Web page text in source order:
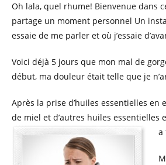
publication :
Oh lala, quel rhume! Bienvenue dans
partage un moment personnel Un
essaie de me parler et où j’essaie
Voici déjà 5 jours que mon mal de
début, ma douleur était telle que je
Après la prise d’huiles essentielles en
de miel et d’autres huiles essentielles
a